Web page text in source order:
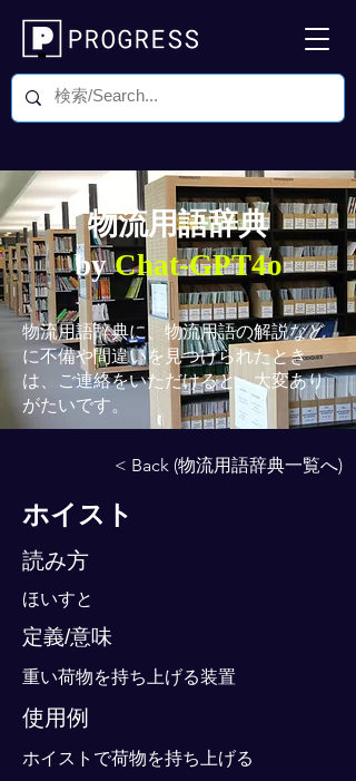
物流用語辞典
byChat-GPT4o
物流用語辞典に、物流用語の解説など
に不備や間違いを見つけられたとき
は、ご連絡をいただけると、大変あり
がたいです。
< Back (物流用語辞典一覧へ)
ホイスト
読み方
ほいすと
定義/意味
重い荷物を持ち上げる装置
使用例
ホイストで荷物を持ち上げる